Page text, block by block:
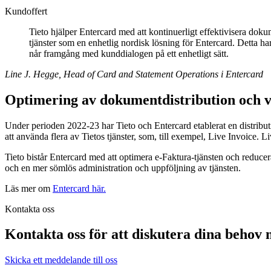
Kundoffert
Tieto hjälper Entercard med att kontinuerligt effektivisera
tjänster som en enhetlig nordisk lösning för Entercard. Detta
når framgång med kunddialogen på ett enhetligt sätt.
Line J. Hegge, Head of Card and Statement Operations i Entercard
Optimering av dokumentdistribution och
Under perioden 2022-23 har Tieto och Entercard etablerat en
att använda flera av Tietos tjänster, som, till exempel, Live Invoice.
Tieto bistår Entercard med att optimera e-Faktura-tjänsten och
och en mer sömlös administration och uppföljning av tjänsten.
Läs mer om Entercard här.
Kontakta oss
Kontakta oss för att diskutera dina behov
Skicka ett meddelande till oss